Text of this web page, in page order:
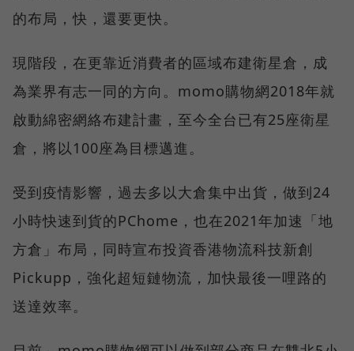
的布局，快，還要更快。
現階段，在更靠近消費者的區域布建衛星倉，成
為業界有志一同的方向。momo購物網2018年就
啟動綿密網絡布建計畫，至今全台已有25座衛星
倉，將以100座為目標邁進。
受到疫情影響，過去多以大倉集中出貨，做到24
小時快速到貨的PChome，也在2021年加速「地
方倉」布局，同時宣布投資香港物流科技新創
Pickupp，強化超短鏈物流，加快最後一哩路的
送達效率。